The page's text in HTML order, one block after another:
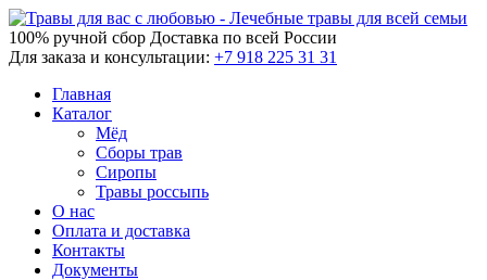
100% ручной сбор Доставка по всей России
Для заказа и консультации: +7 918 225 31 31
Главная
Каталог
Мёд
Сборы трав
Сиропы
Травы россыпь
О нас
Оплата и доставка
Контакты
Документы